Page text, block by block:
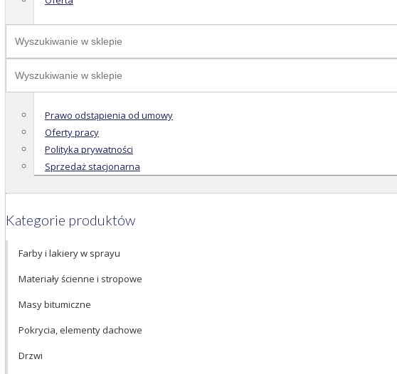
Prawo odstąpienia od umowy
Oferty pracy
Polityka prywatności
Sprzedaż stacjonarna
Kategorie produktów
Farby i lakiery w sprayu
Materiały ścienne i stropowe
Masy bitumiczne
Pokrycia, elementy dachowe
Drzwi